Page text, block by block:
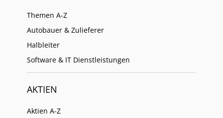
Themen A-Z
Autobauer & Zulieferer
Halbleiter
Software & IT Dienstleistungen
AKTIEN
Aktien A-Z